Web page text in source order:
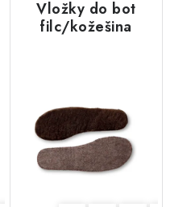
Vložky do bot
filc/kožešina